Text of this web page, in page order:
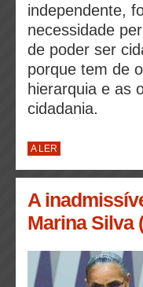
independente,
necessidade
de poder ser
porque tem de
hierarquia e as
cidadania.
A LER
A
Marina Silva